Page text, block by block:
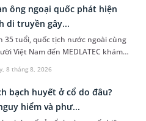
8 tháng 8, 2026
ông ngoại quốc phát hiện
di truyền gây...
35 tuổi, quốc tịch nước ngoài cùng
Việt Nam đến MEDLATEC khám
hôn nhân. Qua thăm khám và
nghiệm chuyên sâu,...
bạch huyết ở cổ do đâu?
hiểm và phư...